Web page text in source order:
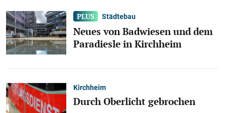
Städtebau
Neues von Badwiesen und dem
Paradiesle in Kirchheim
Kirchheim
Durch Oberlicht gebrochen